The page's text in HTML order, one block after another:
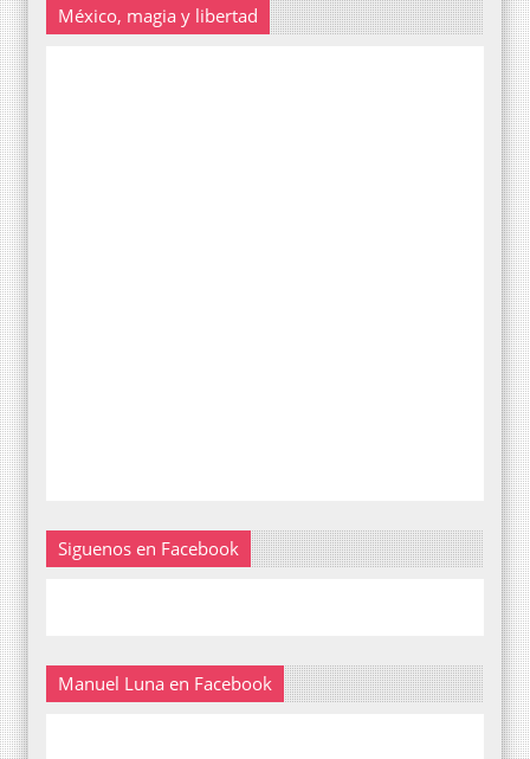
México, magia y libertad
Siguenos en Facebook
Manuel Luna en Facebook